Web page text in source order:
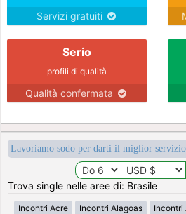
Servizi gratuiti
Serio
profili di qualità
Qualità confermata
Lavoriamo sodo per darti il miglior
Trova single nelle aree di: Brasile
Incontri Acre Incontri Alagoas Incontri